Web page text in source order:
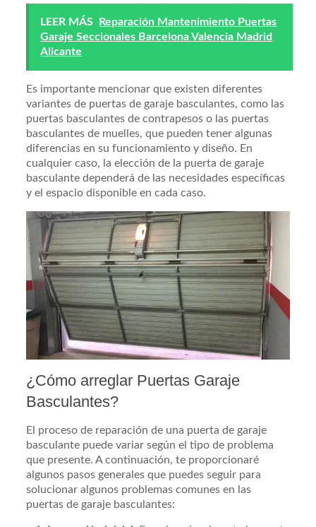
LEER MÁS
Reparación Mantenimiento Puertas
Garaje Seccionales Barcelona Valencia Madrid
Alicante
Es importante mencionar que existen diferentes
variantes de puertas de garaje basculantes, como las
puertas basculantes de contrapesos o las puertas
basculantes de muelles, que pueden tener algunas
diferencias en su funcionamiento y diseño. En
cualquier caso, la elección de la puerta de garaje
basculante dependerá de las necesidades específicas
y el espacio disponible en cada caso.
¿Cómo arreglar Puertas Garaje
Basculantes?
El proceso de reparación de una puerta de garaje
basculante puede variar según el tipo de problema
que presente. A continuación, te proporcionaré
algunos pasos generales que puedes seguir para
solucionar algunos problemas comunes en las
puertas de garaje basculantes: